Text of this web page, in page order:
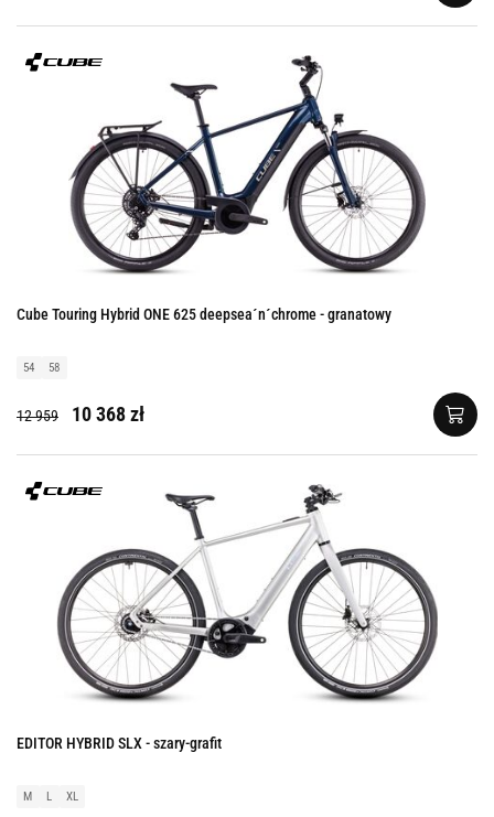
Cube Touring Hybrid ONE 625 deepsea´n´chrome - granatowy
54 58
12 959 10 368 zł
EDITOR HYBRID SLX - szary-grafit
M L XL